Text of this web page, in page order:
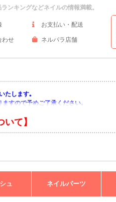
ンキングなどネイルの情報満載。
お支払い・配送
わせ ネルパラ店舗
たします｡
すので予めご了承ください｡
て】
し上げます｡
ュ ネイルパーツ